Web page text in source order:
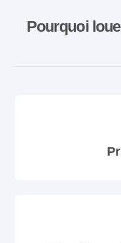
Pourquoi